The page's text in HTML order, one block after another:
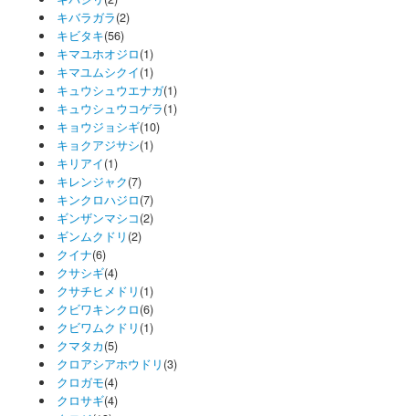
キバラガラ(2)
キビタキ(56)
キマユホオジロ(1)
キマユムシクイ(1)
キュウシュウエナガ(1)
キュウシュウコゲラ(1)
キョウジョシギ(10)
キョクアジサシ(1)
キリアイ(1)
キレンジャク(7)
キンクロハジロ(7)
ギンザンマシコ(2)
ギンムクドリ (2)
クイナ(6)
クサシギ(4)
クサチヒメドリ (1)
クビワキンクロ(6)
クビワムクドリ (1)
クマタカ(5)
クロアシアホウドリ (3)
クロガモ(4)
クロサギ(4)